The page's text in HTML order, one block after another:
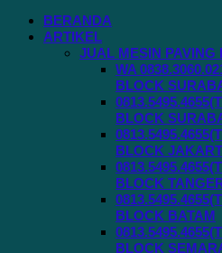
BERANDA
ARTIKEL
JUAL MESIN
WA
BLOCK
BLOCK
BLOCK
BLOCK
BLOCK BATAM
BLOCK